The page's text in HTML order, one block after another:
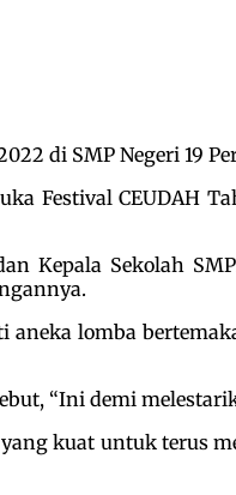
di SMP Negeri 19
Festival CEUDAH
Kepala Sekolah
lomba
“Ini demi
kuat untuk terus